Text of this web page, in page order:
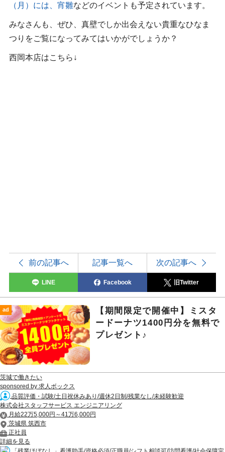
（月）には、宵雛などのイベントも予定されています。
みなさんも、ぜひ、真壁でしか出会えない貴重なひなま
つりをご覧になってみてはいかがでしょうか？
西岡本店はこちら↓
前の記事へ 記事一覧へ 次の記事へ
LINE Facebook 旧Twitter
ad
【期間限定で開催中】ミスタ
ードーナツ1400円分を無料で
プレゼント♪
茨城で働きたい
sponsored by 求人ボックス
品質評価・試験/土日祝休みあり/週休2日制/残業なし/未経験歓迎
株式会社スタッフサービス エンジニアリング
月給22万5,000円～41万6,000円
茨城県 筑西市
正社員
詳細を見る